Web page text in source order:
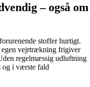
– også om
stoffer hurtigt.
egen vejrtrækning frigiver
regelmæssig udluftning
og i værste fald